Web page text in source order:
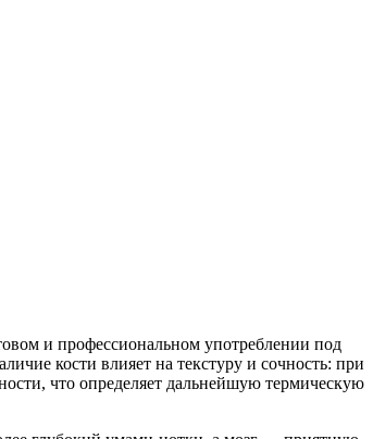
и профессиональном употреблении под
кости влияет на текстуру и сочность: при
что определяет дальнейшую термическую